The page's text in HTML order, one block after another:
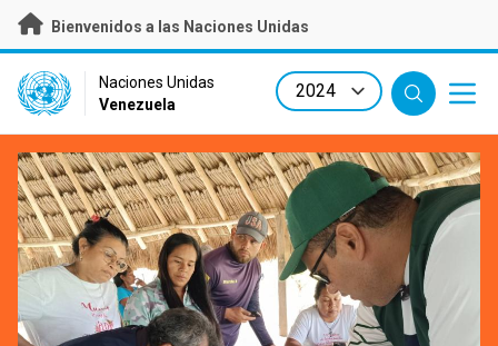
Skip
main
content
Bienvenidos a las Naciones Unidas
UN Logo
Naciones Unidas
Venezuela